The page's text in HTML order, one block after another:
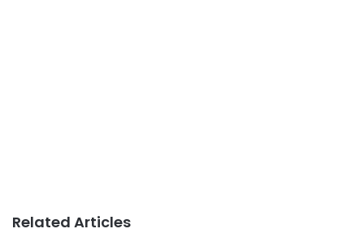
Related Articles